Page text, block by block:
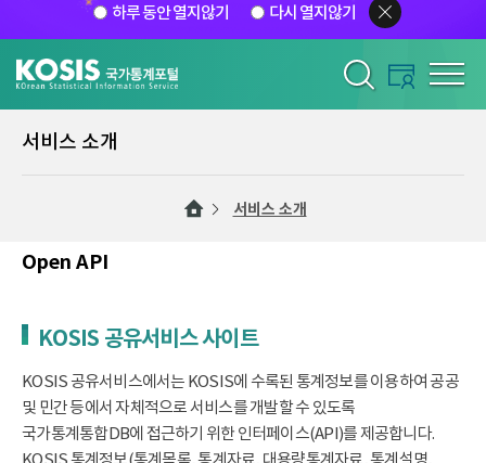
하루 동안 열지않기 다시 열지않기
서비스 소개
서비스 소개
Open API
KOSIS 공유서비스 사이트
KOSIS 공유서비스에서는 KOSIS에 수록된 통계정보를 이용하여 공공
및 민간 등에서 자체적으로 서비스를 개발할 수 있도록
국가통계통합DB에 접근하기 위한 인터페이스(API)를 제공합니다.
KOSIS 통계정보(통계목록, 통계자료, 대용량통계자료, 통계설명,